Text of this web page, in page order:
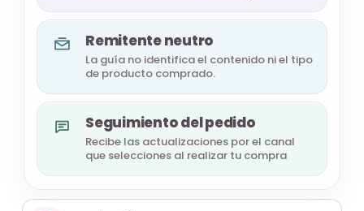
Remitente neutro
La guía no identifica el contenido ni el tipo
de producto comprado.
Seguimiento del pedido
Recibe las actualizaciones por el canal
que selecciones al realizar tu compra